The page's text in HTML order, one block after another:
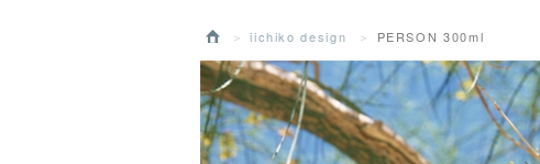
iichiko design PERSON 300ml